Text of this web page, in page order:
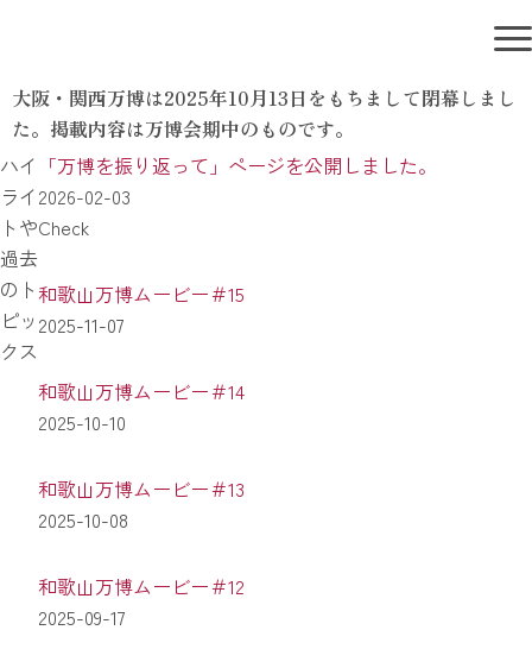
大阪・関西万博は2025年10月13日をもちまして閉幕しまし
た。掲載内容は万博会期中のものです。
ハイ
ライ
トや
過去
のト
ピッ
クス
「万博を振り返って」ページを公開しました。
2026-02-03
Check
和歌山万博ムービー＃15
2025-11-07
和歌山万博ムービー＃14
2025-10-10
和歌山万博ムービー＃13
2025-10-08
和歌山万博ムービー＃12
2025-09-17